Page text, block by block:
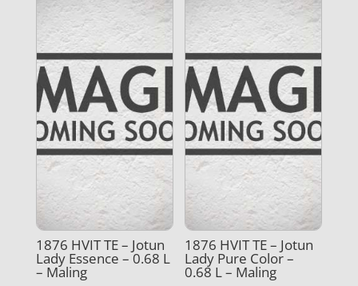
1876 HVIT TE – Jotun
Lady Essence – 0.68 L
– Maling
1876 HVIT TE – Jotun
Lady Pure Color –
0.68 L – Maling